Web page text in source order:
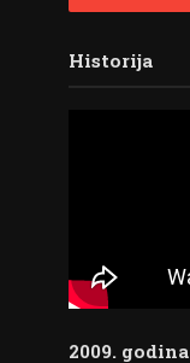
Historija
2009. godina